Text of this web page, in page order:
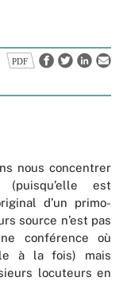
nous concentrer
est
d’un primo-
source n’est pas
conférence où
à la fois) mais
locuteurs en